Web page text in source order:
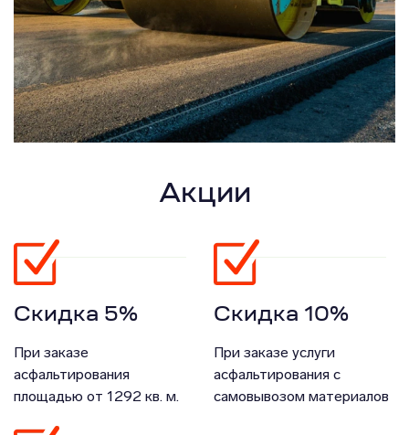
Акции
Скидка 5%
При заказе
асфальтирования
площадью от 1292 кв. м.
Скидка 10%
При заказе услуги
асфальтирования с
самовывозом материалов